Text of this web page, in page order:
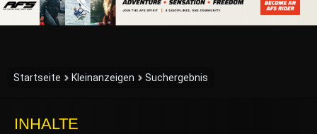
Startseite Kleinanzeigen Suchergebnis
INHALTE